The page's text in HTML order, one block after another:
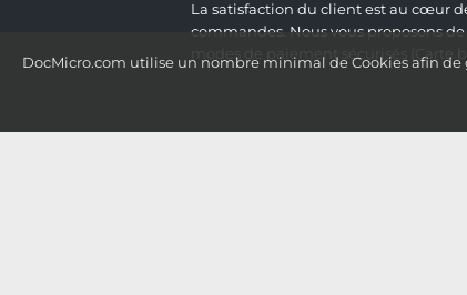
DocMicro.com utilise un nombre minimal de Cookies afin
La satisfaction du client est au cœur
commandes. Nous vous proposons
modes de paiement sécurisés (Carte